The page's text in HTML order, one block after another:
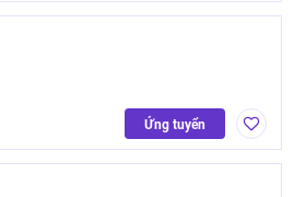
Ứng tuyển